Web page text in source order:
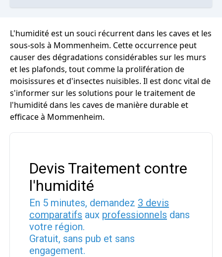
L'humidité est un souci récurrent dans les caves et les
sous-sols à Mommenheim. Cette occurrence peut
causer des dégradations considérables sur les murs
et les plafonds, tout comme la prolifération de
moisissures et d'insectes nuisibles. Il est donc vital de
s'informer sur les solutions pour le traitement de
l'humidité dans les caves de manière durable et
efficace à Mommenheim.
Devis Traitement contre
l'humidité
En 5 minutes, demandez 3 devis
comparatifs aux professionnels dans
votre région.
Gratuit, sans pub et sans
engagement.